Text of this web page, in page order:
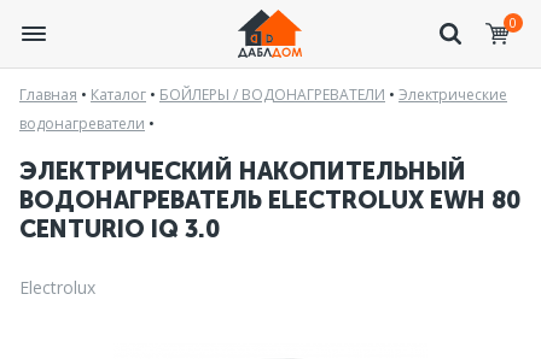
0
Главная • Каталог • БОЙЛЕРЫ / ВОДОНАГРЕВАТЕЛИ • Электрические
водонагреватели •
ЭЛЕКТРИЧЕСКИЙ НАКОПИТЕЛЬНЫЙ
ВОДОНАГРЕВАТЕЛЬ ELECTROLUX EWH 80
CENTURIO IQ 3.0
Electrolux